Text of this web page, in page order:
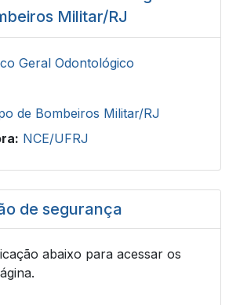
Militar/RJ
Geral Odontológico
de Bombeiros Militar/RJ
NCE/UFRJ
de segurança
abaixo para acessar os